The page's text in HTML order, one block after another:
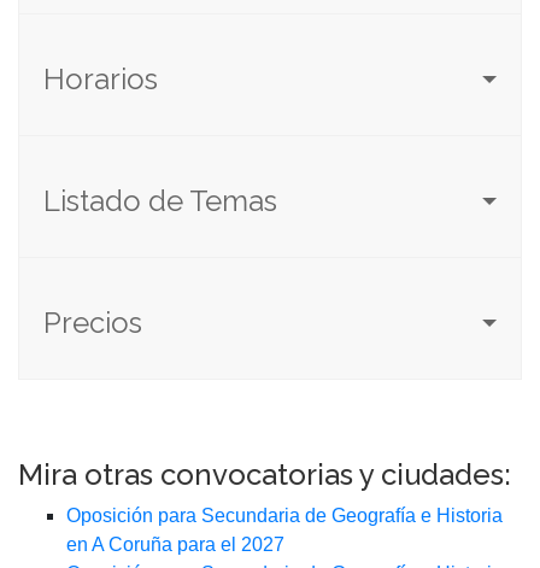
Horarios
Listado de Temas
Precios
Mira otras convocatorias y ciudades:
Oposición para Secundaria de Geografía e Historia
en A Coruña para el 2027